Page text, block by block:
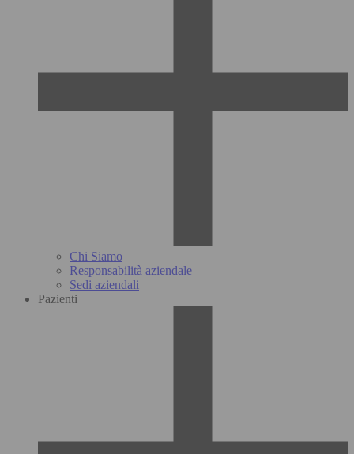
Chi Siamo
Responsabilità aziendale
Sedi aziendali
Pazienti